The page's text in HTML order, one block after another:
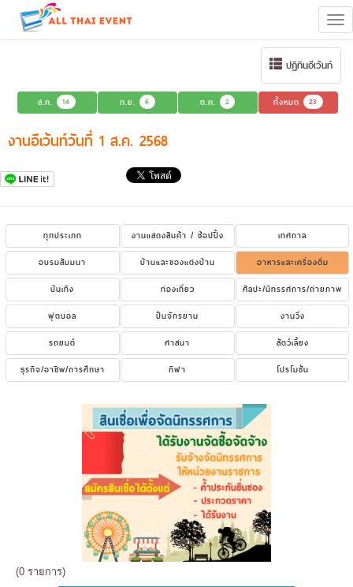
ปฏิทินอีเว้นท์
ส.ค. 14 ก.ย. 6 ต.ค. 2 ทั้งหมด 23
งานอีเว้นท์วันที่ 1 ส.ค. 2568
ทุกประเภท งานแสดงสินค้า / ช้อปปิ้ง
เทศกาล
อบรมสัมมนา
บ้านและของแต่งบ้าน
อาหารและเครื่องดื่ม
บันเทิง
ท่องเที่ยว
ศิลปะ/นิทรรศการ/ถ่ายภาพ
ฟุตบอล
ปั่นจักรยาน
งานวิ่ง
รถยนต์
ศาสนา
สัตว์เลี้ยง
ธุรกิจ/อาชีพ/การศึกษา
กีฬา โปรโมชั่น
(0 รายการ)